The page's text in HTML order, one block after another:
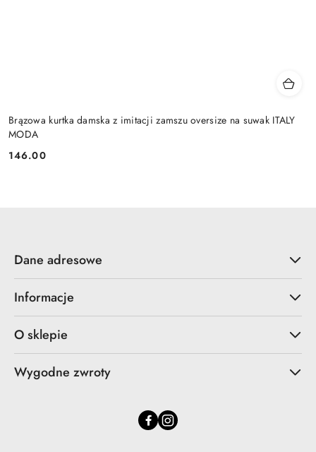
Brązowa kurtka damska z imitacji zamszu oversize na suwak ITALY
MODA
Cena:
146.00
Dane adresowe
Informacje
O sklepie
Wygodne zwroty